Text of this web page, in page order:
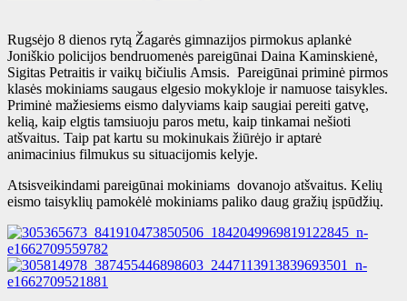
Rugsėjo 8 dienos rytą Žagarės gimnazijos pirmokus aplankė
Joniškio policijos bendruomenės pareigūnai Daina Kaminskienė,
Sigitas Petraitis ir vaikų bičiulis Amsis. Pareigūnai priminė pirmos
klasės mokiniams saugaus elgesio mokykloje ir namuose taisykles.
Priminė mažiesiems eismo dalyviams kaip saugiai pereiti gatvę,
kelią, kaip elgtis tamsiuoju paros metu, kaip tinkamai nešioti
atšvaitus. Taip pat kartu su mokinukais žiūrėjo ir aptarė
animacinius filmukus su situacijomis kelyje.
Atsisveikindami pareigūnai mokiniams dovanojo atšvaitus. Kelių
eismo taisyklių pamokėlė mokiniams paliko daug gražių įspūdžių.